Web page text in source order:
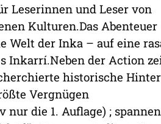
Leserinnen und Leser von
Kulturen.Das Abenteuer
Welt der Inka – auf eine
Inkarrí.Neben der Action
historische
Vergnügen
die 1. Auflage) ;